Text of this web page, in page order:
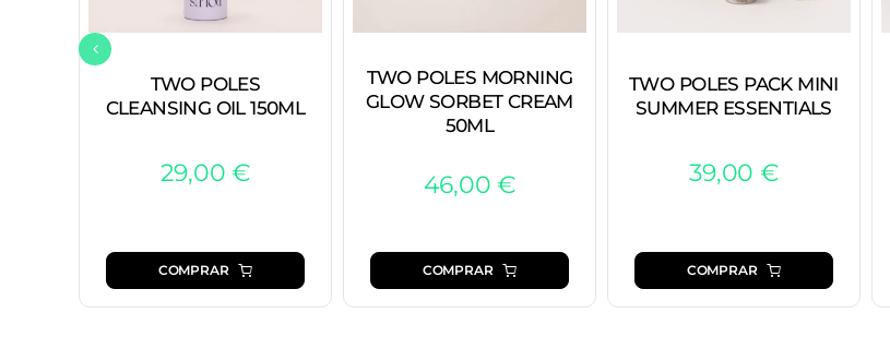
TWO POLES
CLEANSING OIL 150ML
29,00€
COMPRAR
TWO POLES MORNING
GLOW SORBET CREAM
50ML
46,00€
COMPRAR
TWO POLES PACK MINI
SUMMER ESSENTIALS
39,00 €
COMPRAR